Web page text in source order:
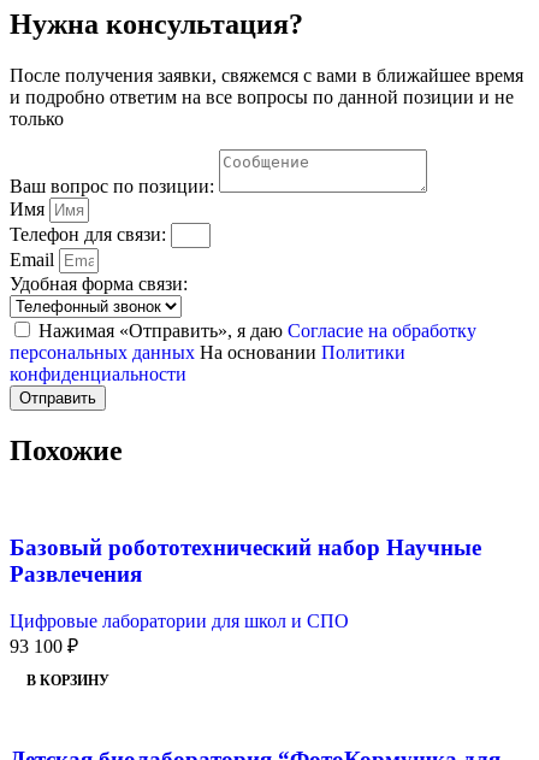
Нужна консультация?
После получения заявки, свяжемся с вами в ближайшее время
и подробно ответим на все вопросы по данной позиции и не
только
Ваш вопрос по позиции:
Имя
Телефон для связи:
Email
Удобная форма связи:
Нажимая «Отправить», я даю Согласие на обработку
персональных данных На основании Политики
конфиденциальности
Отправить
Похожие
Базовый робототехнический набор Научные
Развлечения
Цифровые лаборатории для школ и СПО
93 100 ₽
В КОРЗИНУ